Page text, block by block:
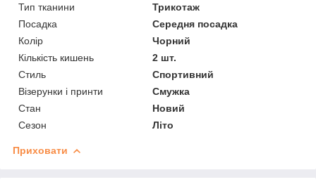
Тип тканини
Трикотаж
Посадка
Середня посадка
Колір
Чорний
Кількість кишень
2 шт.
Стиль
Спортивний
Візерунки і принти
Смужка
Стан
Новий
Сезон
Літо
Приховати